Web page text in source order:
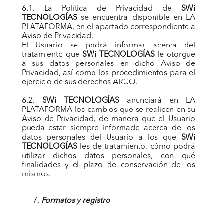
6.1. La Política de Privacidad de SWi
TECNOLOGÍASse encuentra disponible en LA
PLATAFORMA, en el apartado correspondiente a
Aviso de Privacidad.
El Usuario se podrá informar acerca del
tratamiento que SWi TECNOLOGÍAS le otorgue
a sus datos personales en dicho Aviso de
Privacidad, así como los procedimientos para el
ejercicio de sus derechos ARCO.
6.2. SWi TECNOLOGÍASanunciará en LA
PLATAFORMA los cambios que se realicen en su
Aviso de Privacidad, de manera que el Usuario
pueda estar siempre informado acerca de los
datos personales del Usuario a los que SWi
TECNOLOGÍASles de tratamiento, cómo podrá
utilizar dichos datos personales, con qué
finalidades y el plazo de conservación de los
mismos.
Formatos y registro